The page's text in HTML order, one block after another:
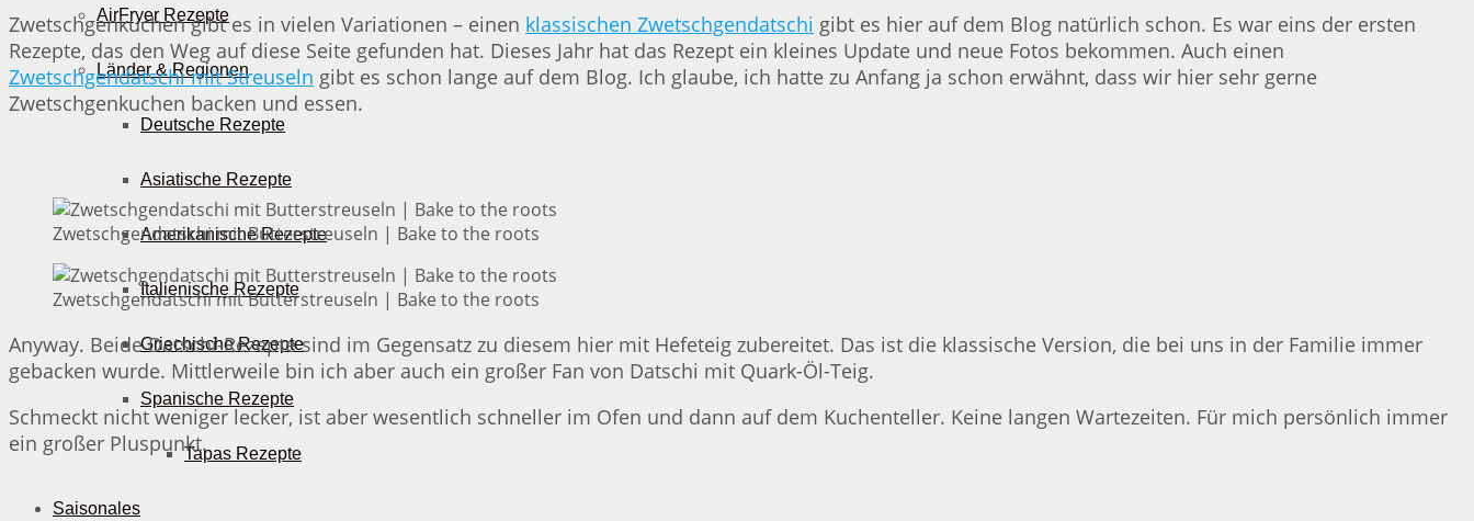
AirFryer Rezepte
Länder & Regionen
Deutsche Rezepte
Asiatische Rezepte
Amerikanische Rezepte
Italienische Rezepte
Griechische Rezepte
Spanische Rezepte
Tapas Rezepte
Saisonales
Zwetschgenkuchen gibt es in vielen Variationen – einen klassischen Zwetschgendatschi gibt es hier auf dem Blog natürlich schon. Es war eins der ersten
Rezepte, das den Weg auf diese Seite gefunden hat. Dieses Jahr hat das Rezept ein kleines Update und neue Fotos bekommen. Auch einen
Zwetschgendatschi mit Streuseln gibt es schon lange auf dem Blog. Ich glaube, ich hatte zu Anfang ja schon erwähnt, dass wir hier sehr gerne
Zwetschgenkuchen backen und essen.
Zwetschgendatschi mit Butterstreuseln | Bake to the roots
Zwetschgendatschi mit Butterstreuseln | Bake to the roots
Anyway. Beide Datschi-Rezepte sind im Gegensatz zu diesem hier mit Hefeteig zubereitet. Das ist die klassische Version, die bei uns in der Familie immer
gebacken wurde. Mittlerweile bin ich aber auch ein großer Fan von Datschi mit Quark-Öl-Teig.
Schmeckt nicht weniger lecker, ist aber wesentlich schneller im Ofen und dann auf dem Kuchenteller. Keine langen Wartezeiten. Für mich persönlich immer
ein großer Pluspunkt.